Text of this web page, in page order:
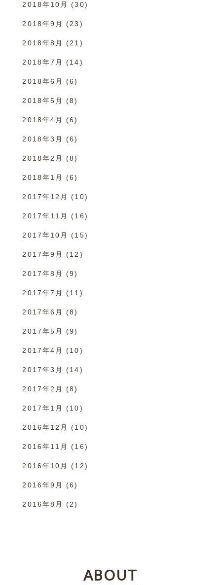
2018年10月 (30)
2018年9月 (23)
2018年8月 (21)
2018年7月 (14)
2018年6月 (6)
2018年5月 (8)
2018年4月 (6)
2018年3月 (6)
2018年2月 (8)
2018年1月 (6)
2017年12月 (10)
2017年11月 (16)
2017年10月 (15)
2017年9月 (12)
2017年8月 (9)
2017年7月 (11)
2017年6月 (8)
2017年5月 (9)
2017年4月 (10)
2017年3月 (14)
2017年2月 (8)
2017年1月 (10)
2016年12月 (10)
2016年11月 (16)
2016年10月 (12)
2016年9月 (6)
2016年8月 (2)
ABOUT